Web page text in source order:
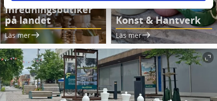
Inredningsbutiker
på landet
Läs mer
Konst & Hantverk
Läs mer